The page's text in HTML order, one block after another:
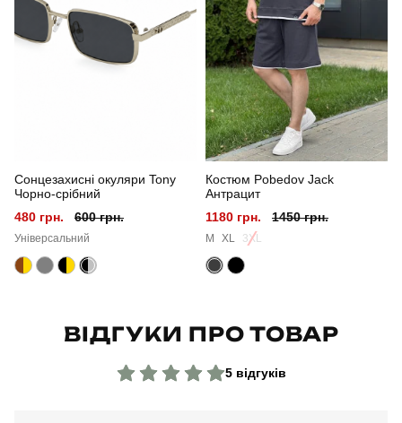
Стать чоловічий
повсякденний
літо
бежевий
Матеріал
Склад тканини 45% льон, 35% бавовна, 20% віскоза
Країна - виробник
Сонцезахисні окуляри Tony
Чорно-срібний
480 грн.
600 грн.
Універсальний
Костюм Pobedov Jack
Антрацит
1180 грн.
1450 грн.
M XL 3XL
ВІДГУКИ ПРО ТОВАР
5 відгуків